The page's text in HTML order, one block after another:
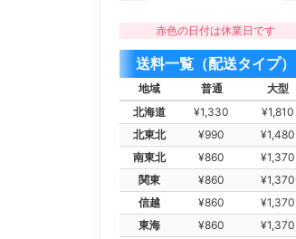
赤色の日付は休業日です
送料一覧（配送タイプ）
地域 普通
大型
北海道
¥1,330
¥1,810
北東北
¥990
¥1,480
南東北
¥860
¥1,370
関東
¥860
¥1,370
信越
¥860
¥1,370
東海
¥860
¥1,370